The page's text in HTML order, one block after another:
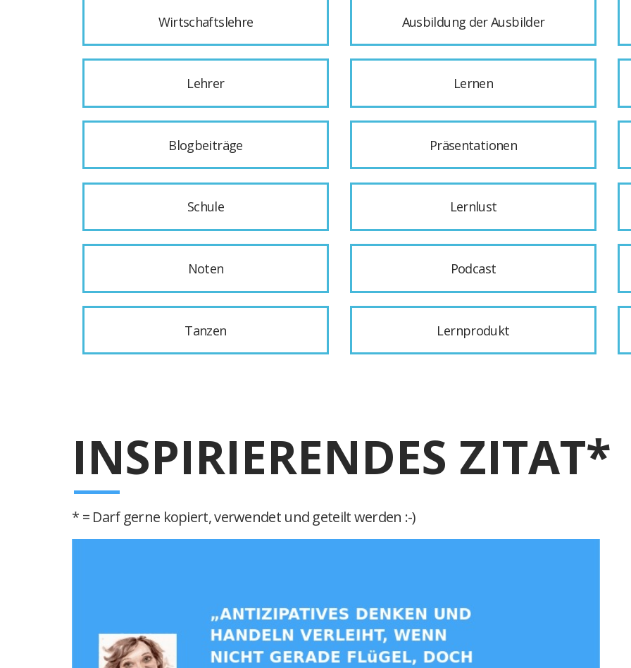
Wirtschaftslehre Ausbildung der Ausbilder
Lehrer Lernen
Blogbeiträge Präsentationen
Schule Lernlust
Noten Podcast
Tanzen Lernprodukt
INSPIRIERENDES ZITAT*
* = Darf gerne kopiert, verwendet und geteilt werden :-)